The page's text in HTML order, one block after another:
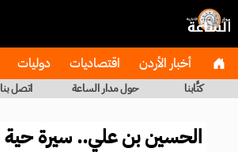
أخبار الأردن اقتصاديات دوليات
كتَّابنا حول مدار الساعة اتصل بنا
الحسين بن علي.. سيرة حية